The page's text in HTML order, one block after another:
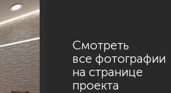
Смотреть
все фотографии
на странице
проекта